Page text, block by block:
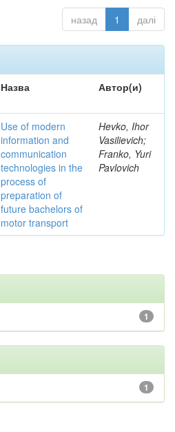
назад 1 далі
Назва Автор(и)
Use of modern
information and
communication
technologies in the
process of
preparation of
future bachelors of
motor transport
Hevko, Ihor
Vasilievich;
Franko, Yuri
Pavlovich
1
1